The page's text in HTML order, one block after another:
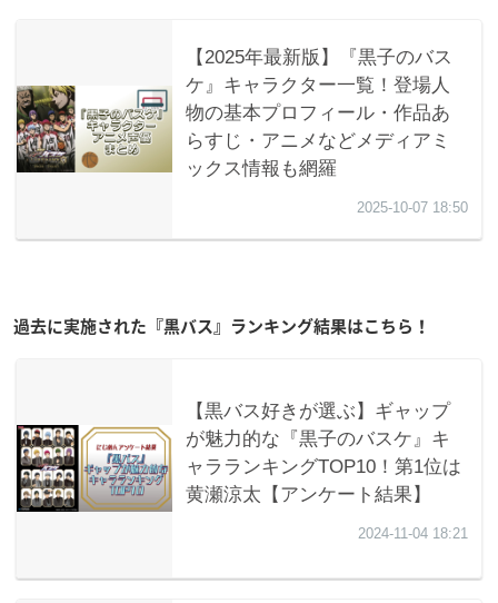
過去に実施された『黒バス』ランキング結果はこちら！